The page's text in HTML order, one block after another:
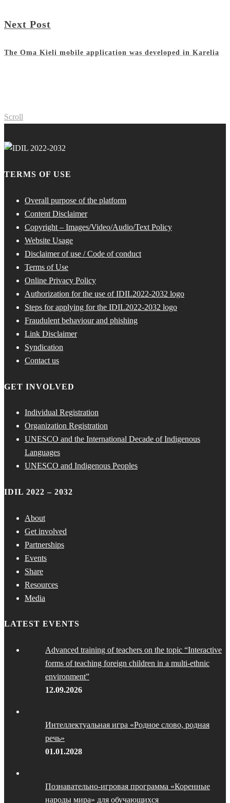
Next Post
The Oma Kieli mobile application was developed in Karelia
Scroll
TERMS OF USE
Overall purpose of the platform
Content Disclaimer
Copyright – Images/Video/Audio/Text Policy
Website Usage
Disclaimer of use / Code of conduct
Terms of Use
Online Privacy Policy
Authorization for the use of IDIL2022-2032 logo
Steps for applying for the IDIL2022-2032 logo
Fraudulent behaviour and phishing
Link Disclaimer
Syndication
Contact us
GET INVOLVED
Individual Registration
Organization Registration
UNESCO and the International Decade of Indigenous
Languages
UNESCO and Indigenous Peoples
IDIL 2022 – 2032
About
Get involved
Partnerships
Events
Share
Resources
Media
LATEST EVENTS
Advanced training of teachers on the topic “Interactive
forms of teaching foreign children in a multi-ethnic
environment”
12.09.2026
Интеллектуальная игра «Родное слово, родная
речь»
01.01.2028
Познавательно-игровая программа «Коренные
народы мира» для обучающихся